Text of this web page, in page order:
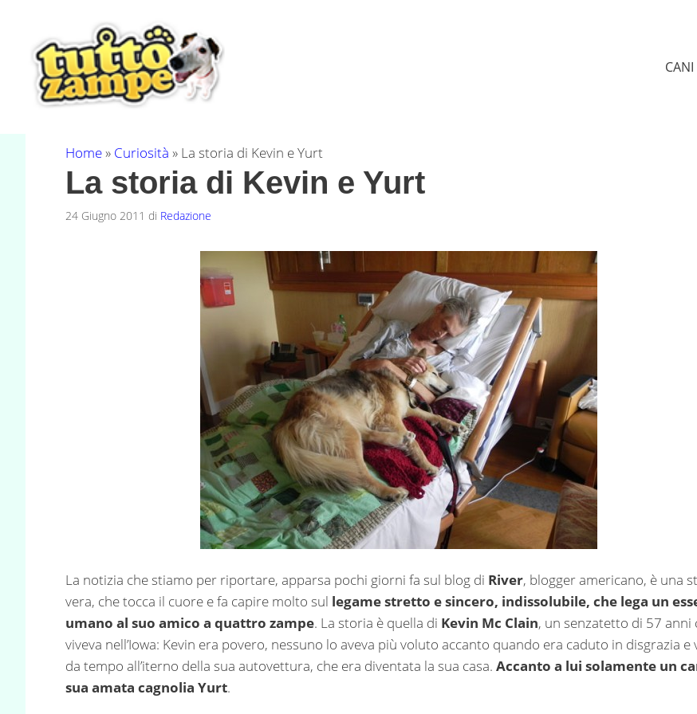
contenuto
CANI
Home» Curiosità » La storia di Kevin e Yurt
La storia di Kevin e Yurt
24 Giugno 2011 di Redazione
La notizia che stiamo per riportare, apparsa pochi giorni fa sul blog di River, blogger americano, è una
vera, che tocca il cuore e fa capire molto sul legame stretto e sincero, indissolubile, che lega un
umano al suo amico a quattro zampe. La storia è quella di Kevin Mc Clain, un senzatetto di 57 anni
viveva nell’Iowa: Kevin era povero, nessuno lo aveva più voluto accanto quando era caduto in disgrazia e
da tempo all’iterno della sua autovettura, che era diventata la sua casa. Accanto a lui solamente un
sua amata cagnolia Yurt.